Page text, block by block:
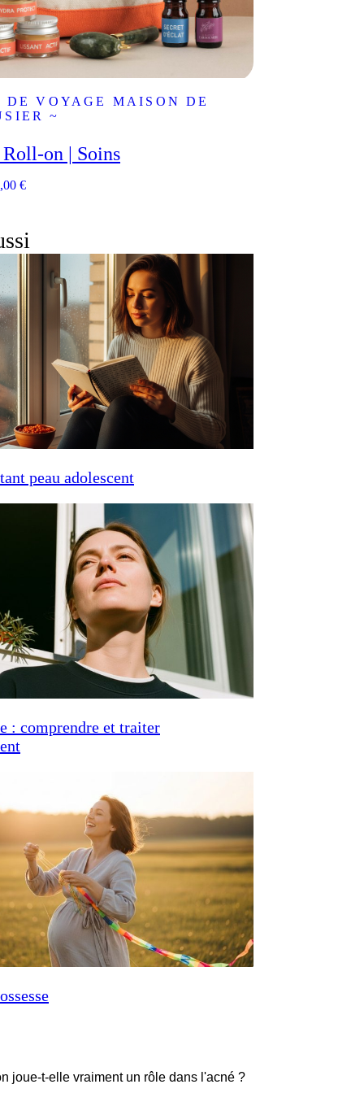
VOYAGE MAISON DE
~
Roll-on | Soins
€
peau adolescent
: comprendre et traiter
joue-t-elle vraiment un rôle dans l'acné ?